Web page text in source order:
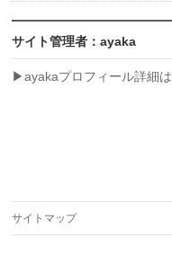
サイト管理者：ayaka
▶︎ayakaプロフィール詳細は
サイトマップ